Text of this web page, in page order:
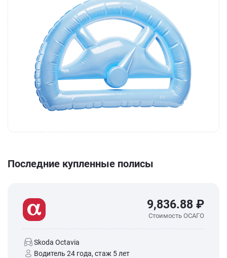
Последние купленные полисы
9,836.88 ₽
Стоимость ОСАГО
Skoda Octavia
Водитель 24 года, стаж 5 лет